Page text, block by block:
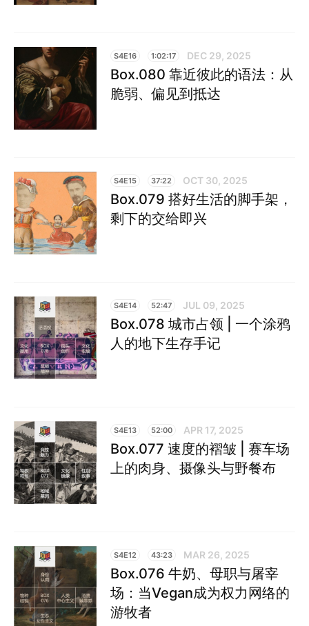
S4E16 1:02:17 DEC 29, 2025
Box.080 靠近彼此的语法：从
脆弱、偏见到抵达
S4E15 37:22 OCT 30, 2025
Box.079 搭好生活的脚手架，
剩下的交给即兴
S4E14 52:47 JUL 09, 2025
Box.078 城市占领 | 一个涂鸦
人的地下生存手记
S4E13 52:00 APR 17, 2025
Box.077 速度的褶皱 | 赛车场
上的肉身、摄像头与野餐布
S4E12 43:23 MAR 26, 2025
Box.076 牛奶、母职与屠宰
场：当Vegan成为权力网络的
游牧者